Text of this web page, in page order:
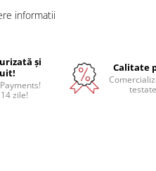
informatii
și
zile!
Calitate